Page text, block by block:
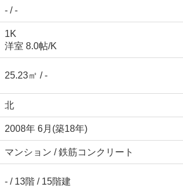
- / -
1K
洋室 8.0帖/K
25.23㎡ / -
北
2008年 6月(築18年)
マンション / 鉄筋コンクリート
- / 13階 / 15階建